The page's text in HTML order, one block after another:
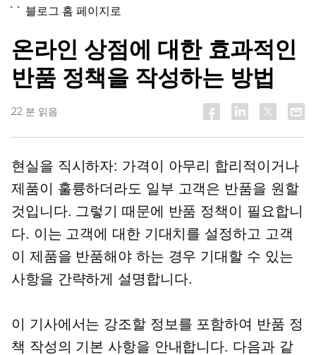
`` 블로그 홈 페이지로
온라인 상점에 대한 효과적인
반품 정책을 작성하는 방법
22 분 읽음
현실을 직시하자: 가격이 아무리 합리적이거나
제품이 훌륭하더라도 일부 고객은 반품을 원할
것입니다. 그렇기 때문에 반품 정책이 필요합니
다. 이는 고객에 대한 기대치를 설정하고 고객
이 제품을 반품해야 하는 경우 기대할 수 있는
사항을 간략하게 설명합니다.
이 기사에서는 강조할 정보를 포함하여 반품 정
책 작성의 기본 사항을 안내합니다. 다음과 같